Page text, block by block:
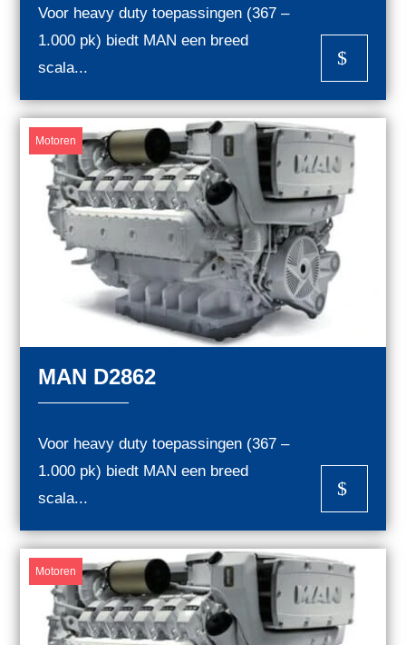
Voor heavy duty toepassingen (367 –
1.000 pk) biedt MAN een breed
scala...
$
Motoren
MAN D2862
Voor heavy duty toepassingen (367 –
1.000 pk) biedt MAN een breed
scala...
$
Motoren